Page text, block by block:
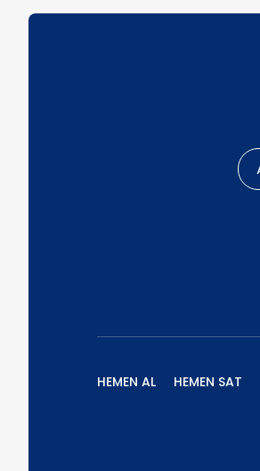
HEMEN AL HEMEN SAT